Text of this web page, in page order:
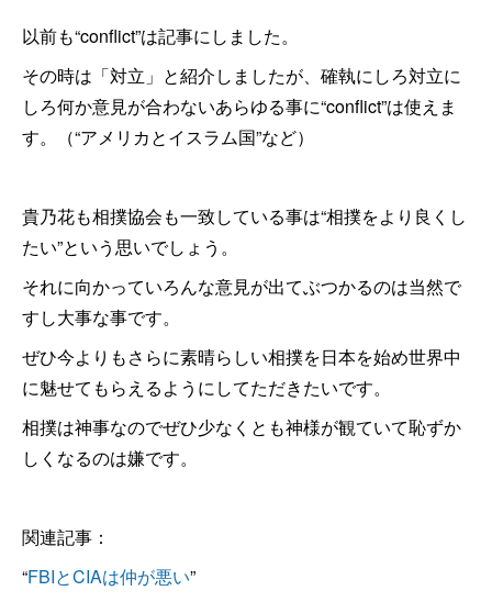
以前も“conflict”は記事にしました。
その時は「対立」と紹介しましたが、確執にしろ対立に
しろ何か意見が合わないあらゆる事に“conflict”は使えま
す。（“アメリカとイスラム国”など）
貴乃花も相撲協会も一致している事は“相撲をより良くし
たい”という思いでしょう。
それに向かっていろんな意見が出てぶつかるのは当然で
すし大事な事です。
ぜひ今よりもさらに素晴らしい相撲を日本を始め世界中
に魅せてもらえるようにしてただきたいです。
相撲は神事なのでぜひ少なくとも神様が観ていて恥ずか
しくなるのは嫌です。
関連記事：
“FBIとCIAは仲が悪い”